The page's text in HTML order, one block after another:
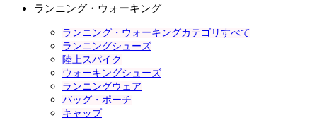
ランニング・ウォーキング
ランニング・ウォーキングカテゴリすべて
ランニングシューズ
陸上スパイク
ウォーキングシューズ
ランニングウェア
バッグ・ポーチ
キャップ